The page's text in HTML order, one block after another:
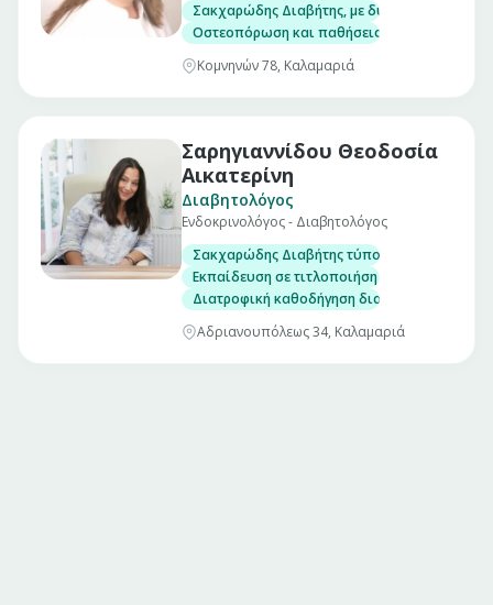
Σακχαρώδης Διαβήτης, με δυνατότητα
Οστεοπόρωση και παθήσεις μεταβολισμού
Κομνηνών 78, Καλαμαριά
Σαρηγιαννίδου Θεοδοσία
Αικατερίνη
Διαβητολόγος
Ενδοκρινολόγος - Διαβητολόγος
Σακχαρώδης Διαβήτης τύπου 1, 2 και
Εκπαίδευση σε τιτλοποιήση ινσουλίνης και
Διατροφική καθοδήγηση διαβητικών
Αδριανουπόλεως 34, Καλαμαριά